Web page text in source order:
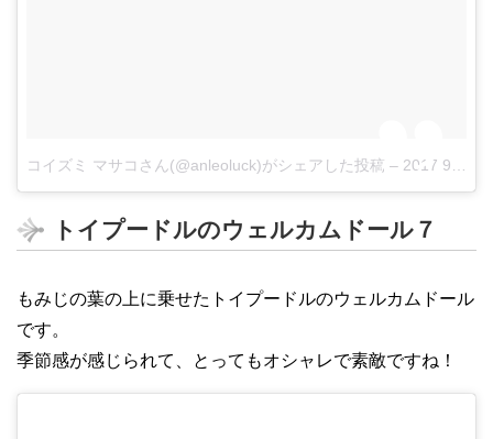
コイズミ マサコさん(@anleoluck)がシェアした投稿 – 2017 9月 15 5:51午後 PDT
トイプードルのウェルカムドール７
もみじの葉の上に乗せたトイプードルのウェルカムドール
です。
季節感が感じられて、とってもオシャレで素敵ですね！